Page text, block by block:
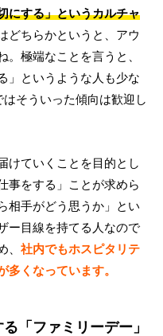
にする」というカルチャ
どちらかというと、アウ
。極端なことを言うと、
」というような人も少な
はそういった傾向は歓迎し
けていくことを目的とし
事をする」ことが求めら
相手がどう思うか」とい
ー目線を持てる人なので
、社内でもホスピタリテ
多くなっています。
「ファミリーデー」